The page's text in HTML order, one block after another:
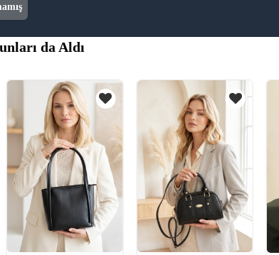
da Aldı